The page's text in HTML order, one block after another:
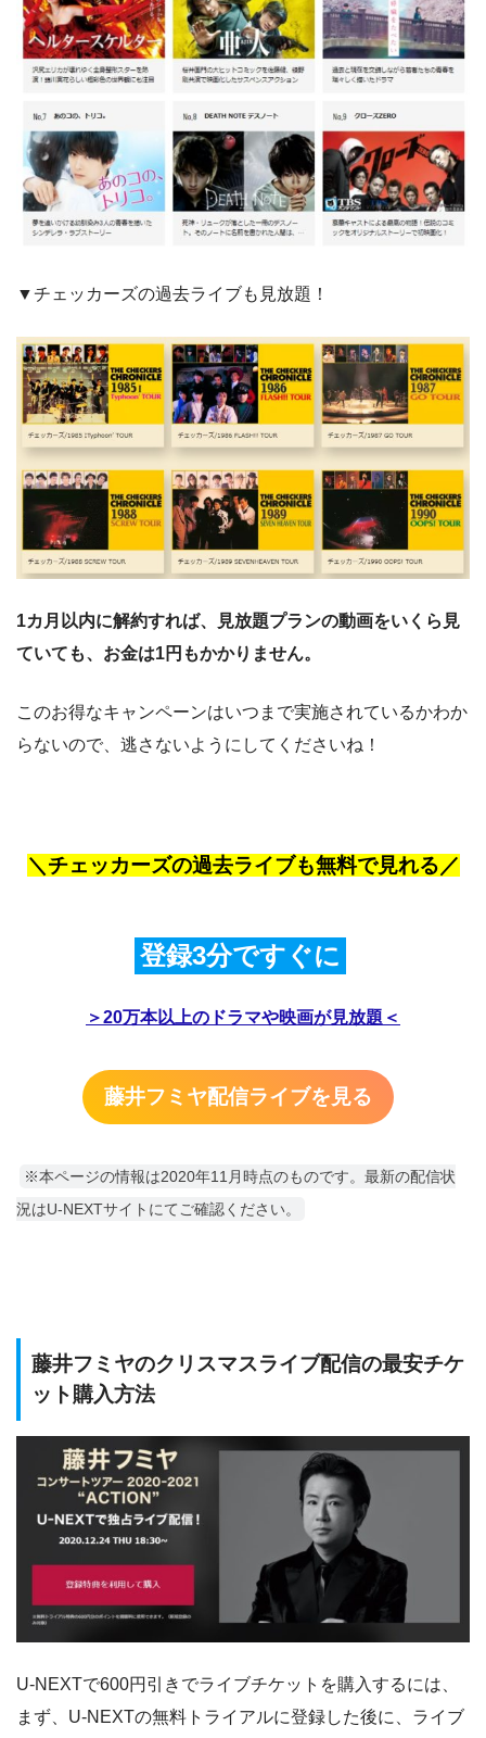
▼チェッカーズの過去ライブも見放題！
1カ月以内に解約すれば、見放題プランの動画をいくら見
ていても、お金は1円もかかりません。
このお得なキャンペーンはいつまで実施されているかわか
らないので、逃さないようにしてくださいね！
＼チェッカーズの過去ライブも無料で見れる／
登録3分ですぐに
＞20万本以上のドラマや映画が見放題＜
藤井フミヤ配信ライブを見る
※本ページの情報は2020年11月時点のものです。最新の配信状
況はU-NEXTサイトにてご確認ください。
藤井フミヤのクリスマスライブ配信の最安チケ
ット購入方法
U-NEXTで600円引きでライブチケットを購入するには、
まず、U-NEXTの無料トライアルに登録した後に、ライブ